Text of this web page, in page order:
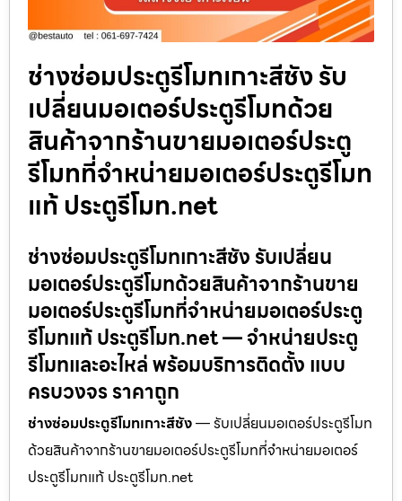
ช่างซ่อมประตูรีโมทเกาะสีชัง รับ
เปลี่ยนมอเตอร์ประตูรีโมทด้วย
สินค้าจากร้านขายมอเตอร์ประตู
รีโมทที่จำหน่ายมอเตอร์ประตูรีโมท
แท้ ประตูรีโมท.net
ช่างซ่อมประตูรีโมทเกาะสีชัง รับเปลี่ยน
มอเตอร์ประตูรีโมทด้วยสินค้าจากร้านขาย
มอเตอร์ประตูรีโมทที่จำหน่ายมอเตอร์ประตู
รีโมทแท้ ประตูรีโมท.net — จำหน่ายประตู
รีโมทและอะไหล่ พร้อมบริการติดตั้ง แบบ
ครบวงจร ราคาถูก
ช่างซ่อมประตูรีโมทเกาะสีชัง— รับเปลี่ยนมอเตอร์ประตูรีโมท
ด้วยสินค้าจากร้านขายมอเตอร์ประตูรีโมทที่จำหน่ายมอเตอร์
ประตูรีโมทแท้ ประตูรีโมท.net